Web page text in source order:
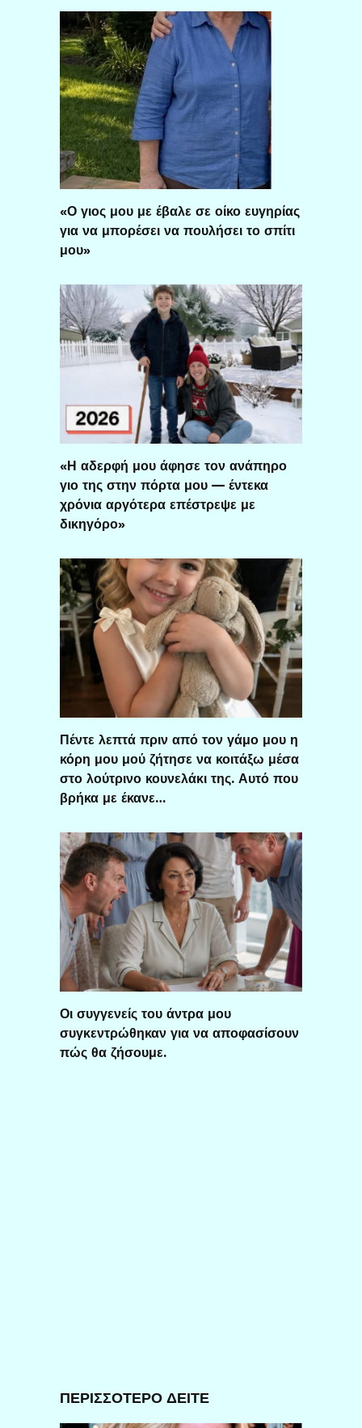
«Ο γιος μου με έβαλε σε οίκο ευγηρίας
για να μπορέσει να πουλήσει το σπίτι
μου»
«Η αδερφή μου άφησε τον ανάπηρο
γιο της στην πόρτα μου — έντεκα
χρόνια αργότερα επέστρεψε με
δικηγόρο»
Πέντε λεπτά πριν από τον γάμο μου η
κόρη μου μού ζήτησε να κοιτάξω μέσα
στο λούτρινο κουνελάκι της. Αυτό που
βρήκα με έκανε…
Οι συγγενείς του άντρα μου
συγκεντρώθηκαν για να αποφασίσουν
πώς θα ζήσουμε.
ΠΕΡΙΣΣΟΤΕΡΟ ΔΕΙΤΕ